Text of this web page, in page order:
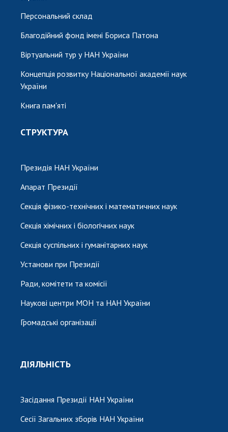
Персональний склад
Благодійний фонд імені Бориса Патона
Віртуальний тур у НАН України
Концепція розвитку Національної академії наук
України
Книга пам'яті
СТРУКТУРА
Президія НАН України
Апарат Президії
Секція фізико-технічних і математичних наук
Секція хімічних і біологічних наук
Секція суспільних і гуманітарних наук
Установи при Президії
Ради, комітети та комісії
Наукові центри МОН та НАН України
Громадські організації
ДІЯЛЬНІСТЬ
Засідання Президії НАН України
Сесії Загальних зборів НАН України